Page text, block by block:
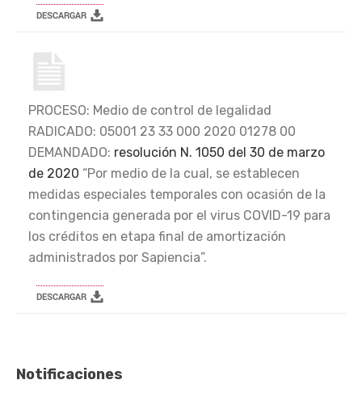
PROCESO: Medio de control de legalidad
RADICADO: 05001 23 33 000 2020 01278 00
DEMANDADO: resolución N. 1050 del 30 de marzo
de 2020 “Por medio de la cual, se establecen
medidas especiales temporales con ocasión de la
contingencia generada por el virus COVID-19 para
los créditos en etapa final de amortización
administrados por Sapiencia”.
Notificaciones